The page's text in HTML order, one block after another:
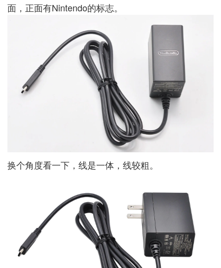
面，正面有Nintendo的标志。
换个角度看一下，线是一体，线较粗。